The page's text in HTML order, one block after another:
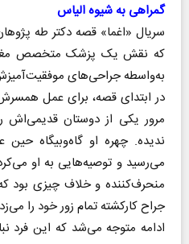
گمراهی به شیوه الیاس
سریال «اغما» قصه دکتر طه
که نقش یک پزشک متخصص مغز
به‌واسطه جراحی‌های
در ابتدای قصه، برای عمل
مرور یکی از دوستان قدیمی‌اش
ندیده. چهره او گاه‌وبیگاه
می‌رسید و توصیه‌هایی به او
منحرف‌کننده و خلاف چیزی بود
جراح کارکشته تمام زور خود را
ادامه متوجه می‌شد که این فرد